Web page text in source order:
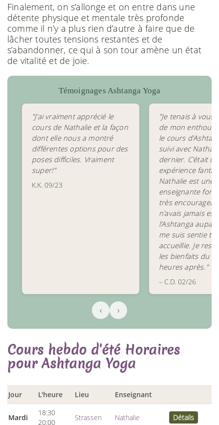
Finalement, on s’allonge et on entre dans une
détente physique et mentale très profonde
comme il n’y a plus rien d’autre à faire que de
lâcher toutes tensions restantes et de
s’abandonner, ce qui à son tour amène un état
de vitalité et de joie.
Témoignages Ashtanga Yoga
"J'ai vraiment apprécié le
cours de Nathalie et la façon
dont elle nous a montré
différentes options pour des
poses difficiles. Vraiment
super!"
K.K. 09/23
"Je tenais à vous
de mon
le cours
suivi avec
dernier. C'était
expérience
Nathalie est une
enseignante
très
n'avais jamais
l'Ashtanga
me suis sentie
accueillie. Je
les bienfaits du
heures après."
– C.D. 02/26
‹ ›
Cours hebdo d'été Horaires
pour Ashtanga Yoga
Jour L'heure Lieu Enseignant
Mardi
18:30
20:00
Strassen Nathalie Détails